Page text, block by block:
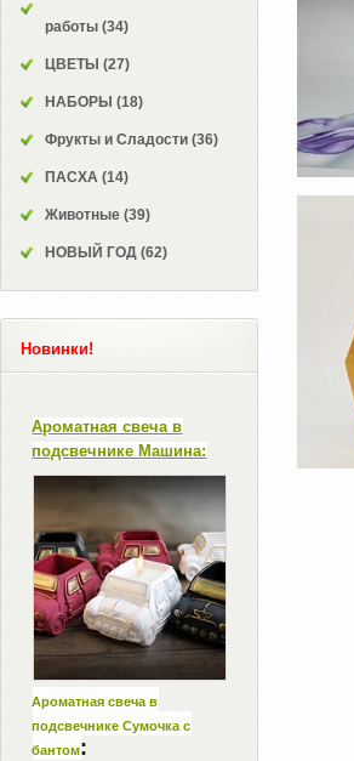
работы (34)
ЦВЕТЫ (27)
НАБОРЫ (18)
Фрукты и Сладости (36)
ПАСХА (14)
Животные (39)
НОВЫЙ ГОД (62)
Новинки!
Ароматная свеча в
подсвечнике Машина:
Ароматная свеча в
подсвечнике Сумочка с
бантом: